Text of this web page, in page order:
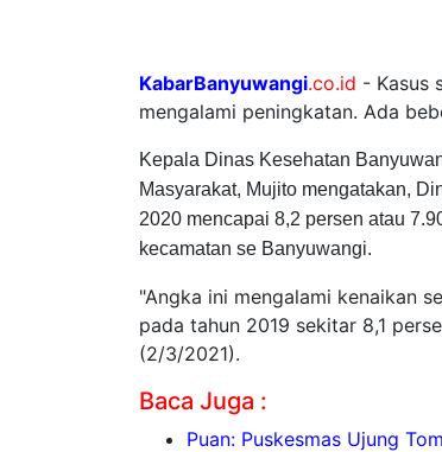
KabarBanyuwangi.co.id - Kasus
mengalami peningkatan. Ada
Kepala Dinas Kesehatan
Masyarakat, Mujito mengatakan,
2020 mencapai 8,2 persen atau
kecamatan se Banyuwangi.
"Angka ini mengalami kenaikan
pada tahun 2019 sekitar 8,1
(2/3/2021).
Baca Juga :
Puan: Puskesmas Ujung